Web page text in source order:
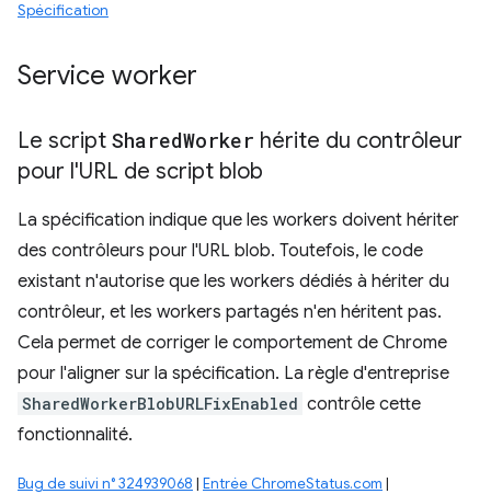
Spécification
Service worker
Le script SharedWorker hérite du contrôleur
pour l'URL de script blob
La spécification indique que les workers doivent hériter
des contrôleurs pour l'URL blob. Toutefois, le code
existant n'autorise que les workers dédiés à hériter du
contrôleur, et les workers partagés n'en héritent pas.
Cela permet de corriger le comportement de Chrome
pour l'aligner sur la spécification. La règle d'entreprise
SharedWorkerBlobURLFixEnabled contrôle cette
fonctionnalité.
Bug de suivi n° 324939068 | Entrée ChromeStatus.com |